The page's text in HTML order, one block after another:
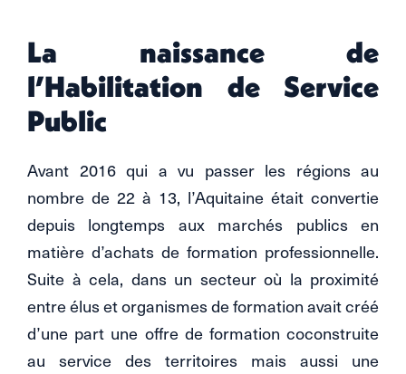
La naissance de
l’Habilitation de Service
Public
Avant 2016 qui a vu passer les régions au
nombre de 22 à 13, l’Aquitaine était convertie
depuis longtemps aux marchés publics en
matière d’achats de formation professionnelle.
Suite à cela, dans un secteur où la proximité
entre élus et organismes de formation avait créé
d’une part une offre de formation coconstruite
au service des territoires mais aussi une